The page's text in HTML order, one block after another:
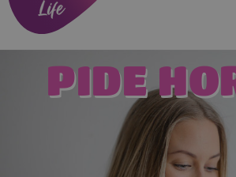
PIDE